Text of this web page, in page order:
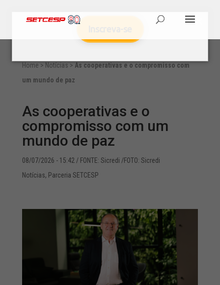
Home > Notícias > As cooperativas e o compromisso com
um mundo de paz
As cooperativas e o
compromisso com um
mundo de paz
08/07/2026 - 15:42 / FONTE: Sicredi /FOTO: Sicredi
Notícias, Parceria SETCESP